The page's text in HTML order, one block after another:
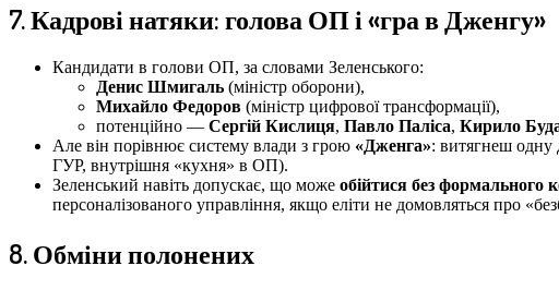
7. Кадрові натяки: голова ОП і «гра в Дженгу»
Кандидати в голови ОП, за словами Зеленського:
Денис Шмигаль (міністр оборони),
Михайло Федоров (міністр цифрової трансформації),
потенційно — Сергій Кислиця, Павло Паліса, Кирило
Але він порівнює систему влади з грою «Дженга»: витягнеш
ГУР, внутрішня «кухня» в ОП).
Зеленський навіть допускає, що може обійтися без формального
персоналізованого управління, якщо еліти не домовляться про
8. Обміни полонених